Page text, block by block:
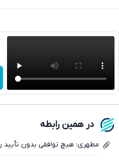
در همین رابطه
مطهری: هیچ توافقی بدون تأیید